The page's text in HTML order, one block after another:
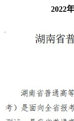
2022